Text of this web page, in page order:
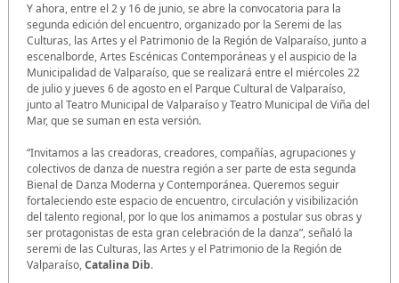
Y ahora, entre el 2 y 16 de junio, se abre la convocatoria para la
segunda edición del encuentro, organizado por la Seremi de las
Culturas, las Artes y el Patrimonio de la Región de Valparaíso, junto a
escenalborde, Artes Escénicas Contemporáneas y el auspicio de la
Municipalidad de Valparaíso, que se realizará entre el miércoles 22
de julio y jueves 6 de agosto en el Parque Cultural de Valparaíso,
junto al Teatro Municipal de Valparaíso y Teatro Municipal de Viña del
Mar, que se suman en esta versión.
“Invitamos a las creadoras, creadores, compañías, agrupaciones y
colectivos de danza de nuestra región a ser parte de esta segunda
Bienal de Danza Moderna y Contemporánea. Queremos seguir
fortaleciendo este espacio de encuentro, circulación y visibilización
del talento regional, por lo que los animamos a postular sus obras y
ser protagonistas de esta gran celebración de la danza”, señaló la
seremi de las Culturas, las Artes y el Patrimonio de la Región de
Valparaíso,Catalina Dib.